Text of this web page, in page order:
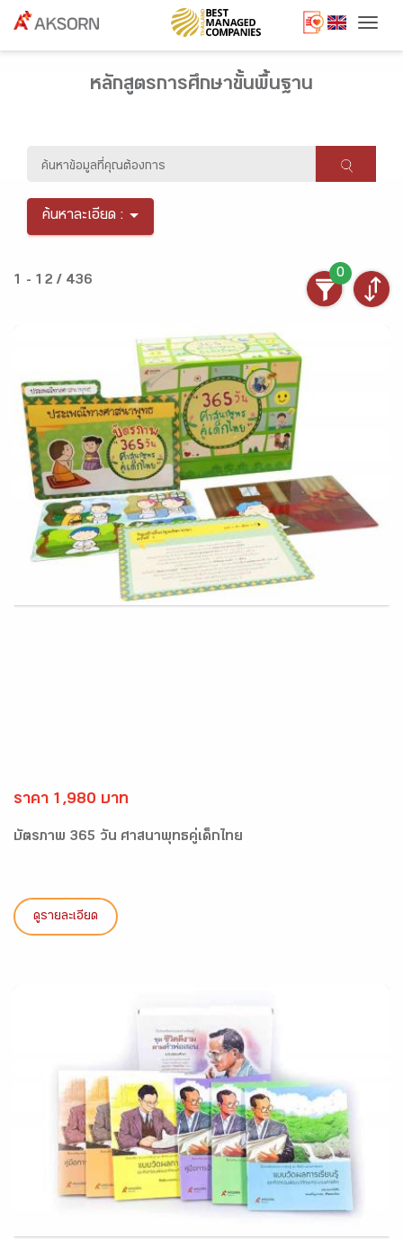
หลักสูตรการศึกษาขั้นพื้นฐาน
ค้นหาละเอียด :
1 - 12 / 436
0
ราคา 1,980 บาท
บัตรภาพ 365 วัน ศาสนาพุทธคู่เด็กไทย
ดูรายละเอียด